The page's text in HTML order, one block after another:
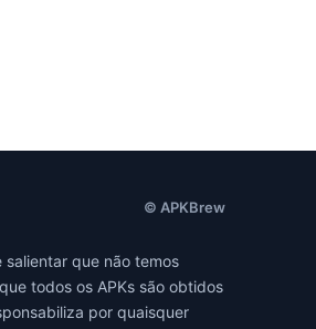
© APKBrew
que não temos
todos os APKs são obtidos
por quaisquer